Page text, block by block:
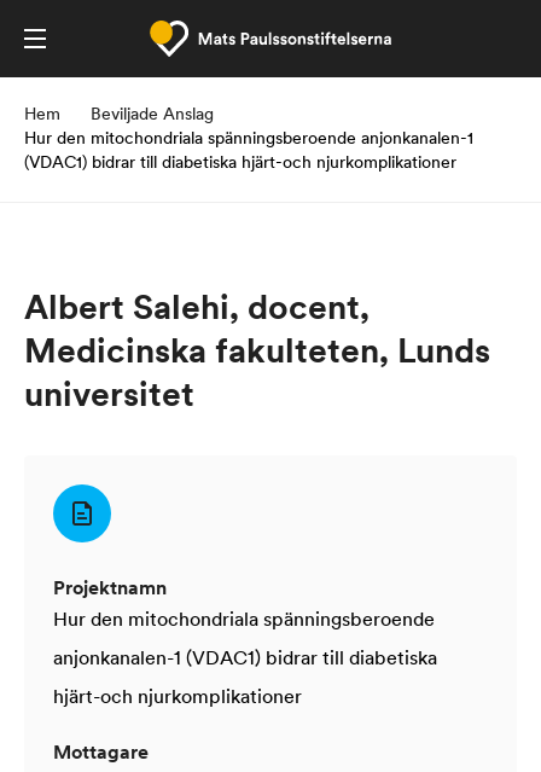
Hem
Beviljade Anslag
Hur den mitochondriala spänningsberoende anjonkanalen-1
(VDAC1) bidrar till diabetiska hjärt-och njurkomplikationer
Albert Salehi, docent,
Medicinska fakulteten, Lunds
universitet
Projektnamn
Hur den mitochondriala spänningsberoende
anjonkanalen-1 (VDAC1) bidrar till diabetiska
hjärt-och njurkomplikationer
Mottagare